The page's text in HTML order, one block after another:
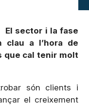
El sector i la fase
clau a l’hora de
que cal tenir molt
són clients i
el creixement